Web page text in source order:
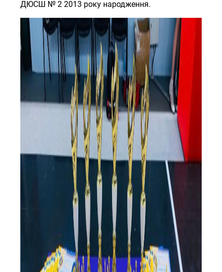
ДЮСШ № 2 2013 року народження.